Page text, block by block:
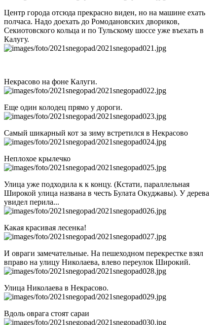
Центр города отсюда прекрасно виден, но на машине ехать
полчаса. Надо доехать до Ромодановских двориков,
Секиотовского кольца и по Тульскому шоссе уже въехать в
Калугу.
Некрасово на фоне Калуги.
Еще один колодец прямо у дороги.
Самый шикарный кот за зиму встретился в Некрасово
Неплохое крылечко
Улица уже подходила к к концу. (Кстати, параллельная
Широкой улица названа в честь Булата Окуджавы). У дерева
увидел перила...
Какая красивая лесенка!
И овраги замечательные. На пешеходном перекрестке взял
вправо на улицу Николаева, влево переулок Широкий.
Улица Николаева в Некрасово.
Вдоль оврага стоят сараи